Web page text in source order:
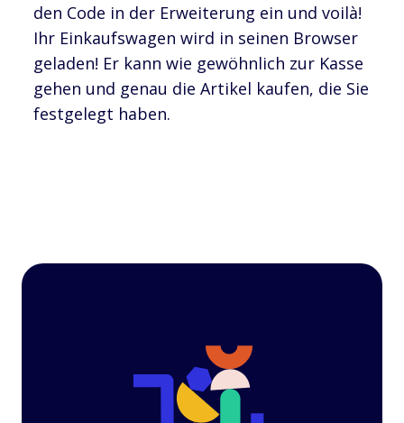
den Code in der Erweiterung ein und voilà!
Ihr Einkaufswagen wird in seinen Browser
geladen! Er kann wie gewöhnlich zur Kasse
gehen und genau die Artikel kaufen, die Sie
festgelegt haben.